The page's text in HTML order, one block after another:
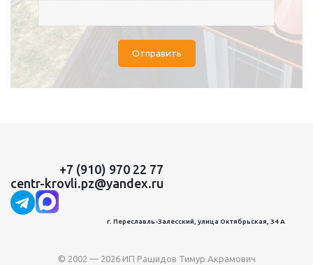
Отправить
+7 (910) 970 22 77
centr-krovli.pz@yandex.ru
г. Переславль-Залесский, улица Октябрьская, 34 А
© 2002 — 2026 ИП Рашидов Тимур Акрамович